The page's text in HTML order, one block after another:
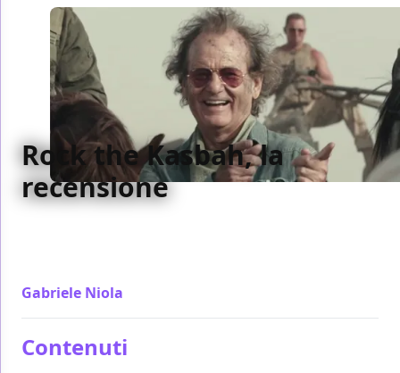
Rock the Kasbah, la
recensione
Gabriele Niola
Contenuti